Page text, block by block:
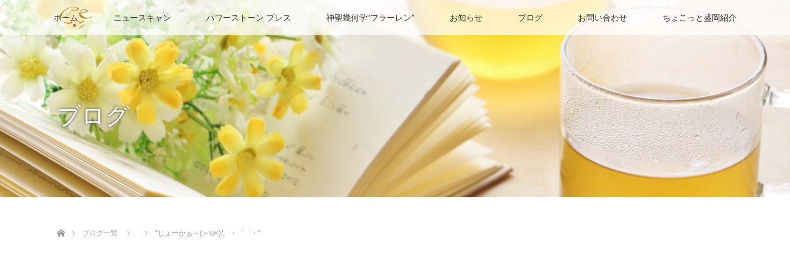
ホーム ニュースキャン パワーストーン ブレス 神聖幾何学“フラーレン” お知らせ ブログ お問い合わせ ちょこっと盛岡紹介
ブログ
ブログ一覧
”じょーかぁ～(＞ω<)/。・゜゜・”